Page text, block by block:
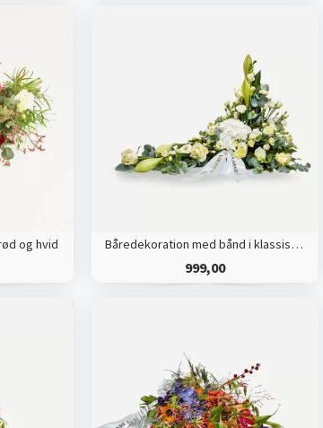
og hvid Båredekoration med bånd i klassisk stil - creme
999,00